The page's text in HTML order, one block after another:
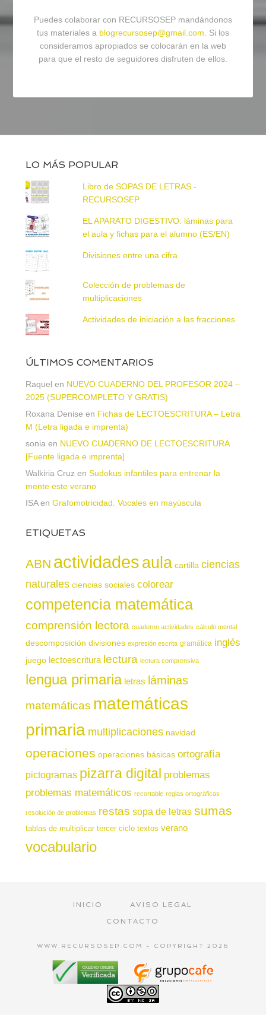
Puedes colaborar con RECURSOSEP mandándonos
tus materiales a blogrecursosep@gmail.com. Si los
consideramos apropiados se colocarán en la web
para que el resto de seguidores disfruten de ellos.
LO MÁS POPULAR
Libro de SOPAS DE LETRAS -
RECURSOSEP
EL APARATO DIGESTIVO: láminas para
el aula y fichas para el alumno (ES/EN)
Divisiones entre una cifra
Colección de problemas de
multiplicaciones
Actividades de iniciación a las fracciones
ÚLTIMOS COMENTARIOS
Raquel en NUEVO CUADERNO DEL PROFESOR 2024 –
2025 (SUPERCOMPLETO Y GRATIS)
Roxana Denise en Fichas de LECTOESCRITURA – Letra
M (Letra ligada e imprenta)
sonia en NUEVO CUADERNO DE LECTOESCRITURA
[Fuente ligada e imprenta]
Walkiria Cruz en Sudokus infantiles para entrenar la
mente este verano
ISAen Grafomotricidad. Vocales en mayúscula
ETIQUETAS
ABN actividadesaula cartilla ciencias
naturales ciencias sociales colorear
competencia matemática
comprensión lectora cuaderno actividades cálculo mental
descomposición divisiones expresión escrita gramática inglés
juego lectoescritura lectura lectura comprensiva
lengua primaria letras láminas
matemáticas matemáticas
primaria multiplicaciones navidad
operaciones operaciones básicas ortografía
pictogramas pizarra digital problemas
problemas matemáticos recortable reglas ortográficas
resolución de problemas restas sopa de letras sumas
tablas de multiplicar tercer ciclo textos verano
vocabulario
INICIO
AVISO LEGAL
CONTACTO
WWW.RECURSOSEP.COM - COPYRIGHT 2026